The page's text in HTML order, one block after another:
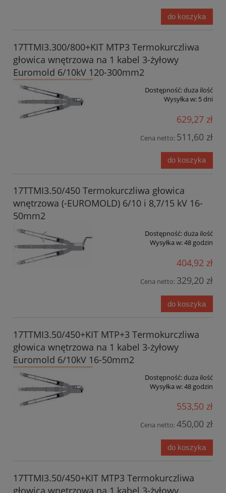
do koszyka
17TTMI3.300/800+KIT MTP3 Termokurczliwa
głowica wnętrzowa na 1 kabel 3-żyłowy
Euromold 6/10kV 120-300mm2
Dostępność:duża ilość
Wysyłka w: 5 dni
629,27 zł
Cena netto: 511,60 zł
do koszyka
17TTMI3.50/450 Termokurczliwa głowica
wnętrzowa (-EUROMOLD) 6/10 i 8,7/15 kV 16-
50mm2
Dostępność:duża ilość
Wysyłka w:48 godzin
404,92 zł
Cena netto: 329,20 zł
do koszyka
17TTMI3.50/450+KIT MTP+3 Termokurczliwa
głowica wnętrzowa na 1 kabel 3-żyłowy
Euromold 6/10kV 16-50mm2
Dostępność:duża ilość
Wysyłka w:48 godzin
553,50 zł
Cena netto:450,00 zł
do koszyka
17TTMI3.50/450+KIT MTP3 Termokurczliwa
głowica wnętrzowa na 1 kabel 3-żyłowy